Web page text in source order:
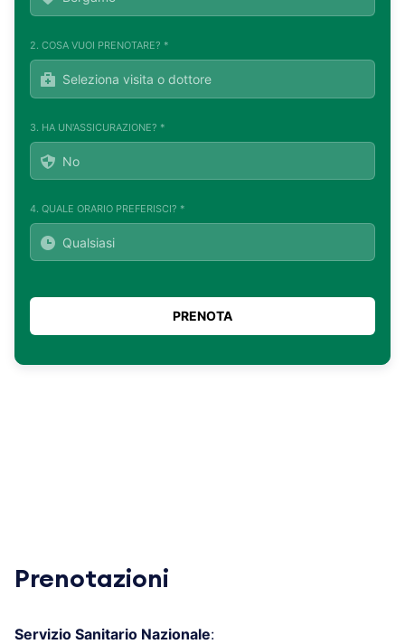
2. COSA VUOI PRENOTARE? *
3. HA UN'ASSICURAZIONE? *
4. QUALE ORARIO PREFERISCI? *
Prenotazioni
Servizio Sanitario Nazionale: